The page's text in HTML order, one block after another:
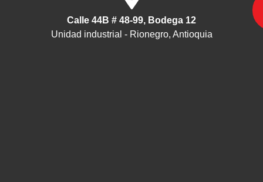
Calle 44B # 48-99, Bodega 12
Unidad industrial - Rionegro, Antioquia